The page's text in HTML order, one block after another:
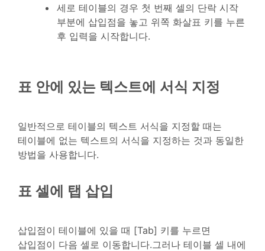
세로 테이블의 경우 첫 번째 셀의 단락 시작
부분에 삽입점을 놓고 위쪽 화살표 키를 누른
후 입력을 시작합니다.
표 안에 있는 텍스트에 서식 지정
일반적으로 테이블의 텍스트 서식을 지정할 때는
테이블에 없는 텍스트의 서식을 지정하는 것과 동일한
방법을 사용합니다.
표 셀에 탭 삽입
삽입점이 테이블에 있을 때 [Tab] 키를 누르면
삽입점이 다음 셀로 이동합니다.그러나 테이블 셀 내에